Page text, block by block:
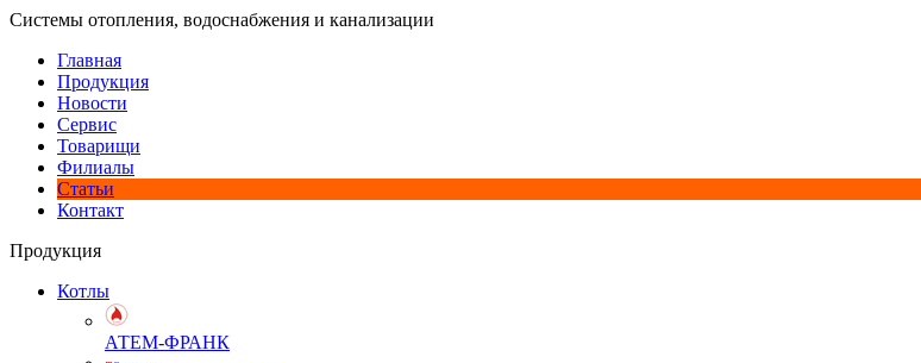
Системы отопления, водоснабжения и канализации
Главная
Продукция
Новости
Сервис
Товарищи
Филиалы
Статьи
Контакт
Продукция
Котлы
АТЕМ-ФРАНК